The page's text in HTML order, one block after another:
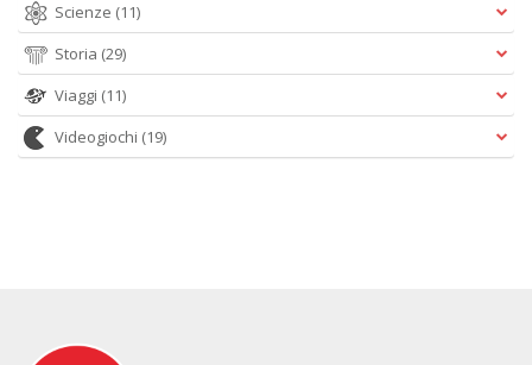
Scienze (11)
Storia (29)
Viaggi (11)
Videogiochi (19)